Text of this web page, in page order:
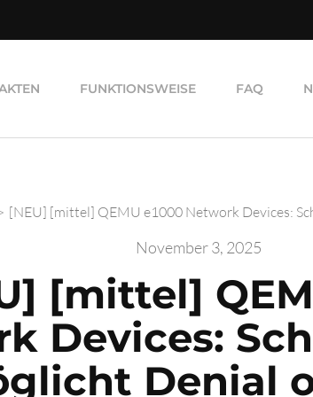
FUNKTIONSWEISE FAQ
[NEU] [mittel] QEMU e1000 Network Devices:
November 3, 2025
[mittel]
Devices:
Denial